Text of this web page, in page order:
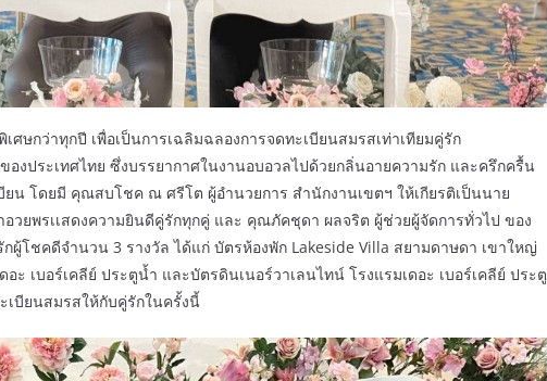
ศษกว่าทุกปี เพื่อเป็นการเฉลิมฉลองการจดทะเบียนสมรสเท่าเทียมคู่รัก
ของประเทศไทย ซึ่งบรรยากาศในงานอบอวลไปด้วยกลิ่นอายความรัก และครึกครื้น
ยน โดยมี คุณสบโชค ณ ศรีโต ผู้อำนวยการ สำนักงานเขตฯ ให้เกียรติเป็นนาย
วยพรเเสดงความยินดีคู่รักทุกคู่ และ คุณภัคชุดา ผลจริต ผู้ช่วยผู้จัดการทั่วไป ของ
ผู้โชคดีจำนวน 3 รางวัล ได้แก่ บัตรห้องพัก Lakeside Villa สยามดาษดา เขาใหญ่
ะ เบอร์เคลีย์ ประตูน้ำ และบัตรดินเนอร์วาเลนไทน์ โรงแรมเดอะ เบอร์เคลีย์ ประตู
บียนสมรสให้กับคู่รักในครั้งนี้